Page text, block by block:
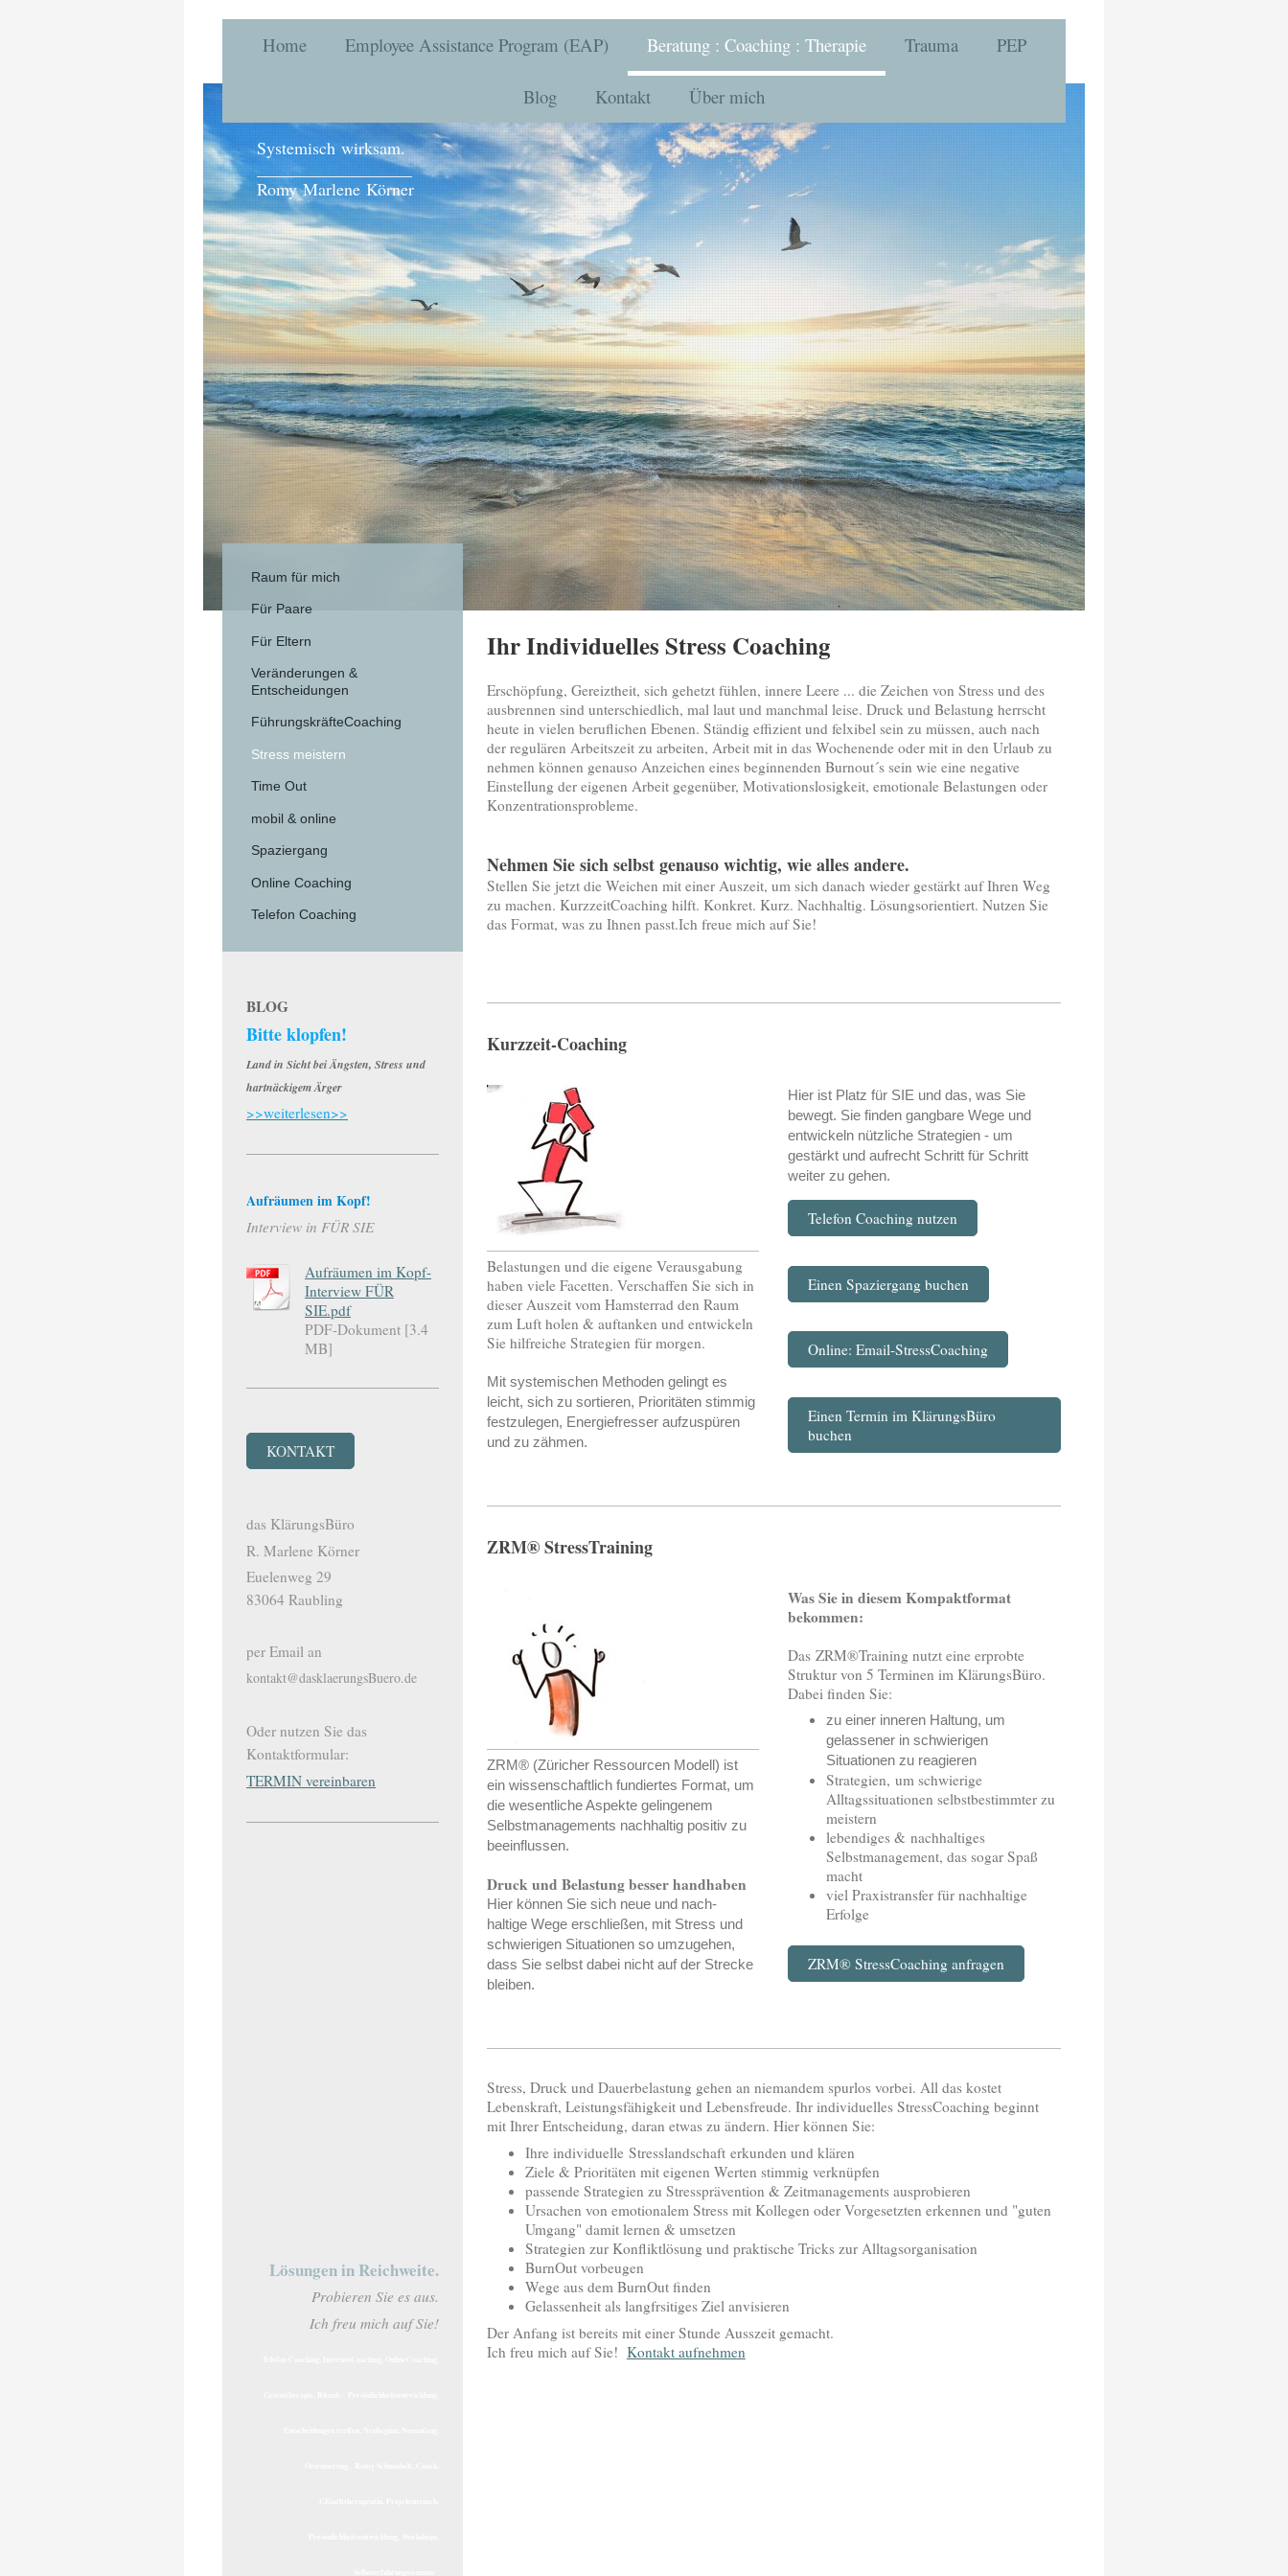
Home Employee Assistance Program (EAP) Beratung : Coaching : Therapie Trauma PEP
Blog Kontakt Über mich
Systemisch wirksam.
__________________
Romy Marlene Körner
Ihr Individuelles Stress Coaching
Erschöpfung, Gereiztheit, sich gehetzt fühlen, innere Leere ... die Zeichen von Stress und des
ausbrennen sind unterschiedlich, mal laut und manchmal leise. Druck und Belastung herrscht
heute in vielen beruflichen Ebenen. Ständig effizient und felxibel sein zu müssen, auch nach
der regulären Arbeitszeit zu arbeiten, Arbeit mit in das Wochenende oder mit in den Urlaub zu
nehmen können genauso Anzeichen eines beginnenden Burnout´s sein wie eine negative
Einstellung der eigenen Arbeit gegenüber, Motivationslosigkeit, emotionale Belastungen oder
Konzentrationsprobleme.
Nehmen Sie sich selbst genauso wichtig, wie alles andere.
Stellen Sie jetzt die Weichen mit einer Auszeit, um sich danach wieder gestärkt auf Ihren Weg
zu machen. KurzzeitCoaching hilft. Konkret. Kurz. Nachhaltig. Lösungsorientiert. Nutzen Sie
das Format, was zu Ihnen passt.Ich freue mich auf Sie!
Kurzzeit-Coaching
Belastungen und die eigene Verausgabung
haben viele Facetten. Verschaffen Sie sich in
dieser Auszeit vom Hamsterrad den Raum
zum Luft holen & auftanken und entwickeln
Sie hilfreiche Strategien für morgen.
Mit systemischen Methoden gelingt es
leicht, sich zu sortieren, Prioritäten stimmig
festzulegen, Energiefresser aufzuspüren
und zu zähmen.
Hier ist Platz für SIE und das, was Sie
bewegt. Sie finden gangbare Wege und
entwickeln nützliche Strategien - um
gestärkt und aufrecht Schritt für Schritt
weiter zu gehen.
Telefon Coaching nutzen
Einen Spaziergang buchen
Online: Email-StressCoaching
Einen Termin im KlärungsBüro
buchen
ZRM® StressTraining
ZRM® (Züricher Ressourcen Modell) ist
ein wissenschaftlich fundiertes Format, um
die wesentliche Aspekte gelingenem
Selbstmanagements nachhaltig positiv zu
beeinflussen.
Druck und Belastung besser handhaben
Hier können Sie sich neue und nach-
haltige Wege erschließen, mit Stress und
schwierigen Situationen so umzugehen,
dass Sie selbst dabei nicht auf der Strecke
bleiben.
Was Sie in diesem Kompaktformat
bekommen:
Das ZRM®Training nutzt eine erprobte
Struktur von 5 Terminen im KlärungsBüro.
Dabei finden Sie:
zu einer inneren Haltung, um
gelassener in schwierigen
Situationen zu reagieren
Strategien, um schwierige
Alltagssituationen selbstbestimmter zu
meistern
lebendiges & nachhaltiges
Selbstmanagement, das sogar Spaß
macht
viel Praxistransfer für nachhaltige
Erfolge
ZRM® StressCoaching anfragen
Stress, Druck und Dauerbelastung gehen an niemandem spurlos vorbei. All das kostet
Lebenskraft, Leistungsfähigkeit und Lebensfreude. Ihr individuelles StressCoaching beginnt
mit Ihrer Entscheidung, daran etwas zu ändern. Hier können Sie:
Ihre individuelle Stresslandschaft erkunden und klären
Ziele & Prioritäten mit eigenen Werten stimmig verknüpfen
passende Strategien zu Stressprävention & Zeitmanagements ausprobieren
Ursachen von emotionalem Stress mit Kollegen oder Vorgesetzten erkennen und "guten
Umgang" damit lernen & umsetzen
Strategien zur Konfliktlösung und praktische Tricks zur Alltagsorganisation
BurnOut vorbeugen
Wege aus dem BurnOut finden
Gelassenheit als langfrsitiges Ziel anvisieren
Der Anfang ist bereits mit einer Stunde Ausszeit gemacht.
Ich freu mich auf Sie! Kontakt aufnehmen
Raum für mich
Für Paare
Für Eltern
Veränderungen &
Entscheidungen
FührungskräfteCoaching
Stress meistern
Time Out
mobil & online
Spaziergang
Online Coaching
Telefon Coaching
BLOG
Bitte klopfen!
Land in Sicht bei Ängsten, Stress und
hartnäckigem Ärger
>>weiterlesen>>
Aufräumen im Kopf!
Interview in FÜR SIE
Aufräumen im Kopf-
Interview FÜR
SIE.pdf
PDF-Dokument [3.4
MB]
KONTAKT
das KlärungsBüro
R. Marlene Körner
Euelenweg 29
83064 Raubling
per Email an
kontakt@dasklaerungsBuero.de
Oder nutzen Sie das
Kontaktformular:
TERMIN vereinbaren
Lösungen in Reichweite.
Probieren Sie es aus.
Ich freu mich auf Sie!